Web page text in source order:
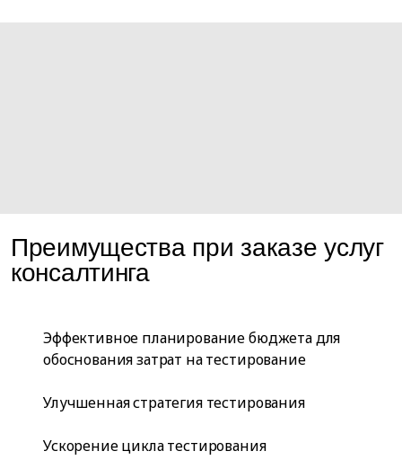
Преимущества при заказе услуг
консалтинга
Эффективное планирование бюджета для
обоснования затрат на тестирование
Улучшенная стратегия тестирования
Ускорение цикла тестирования